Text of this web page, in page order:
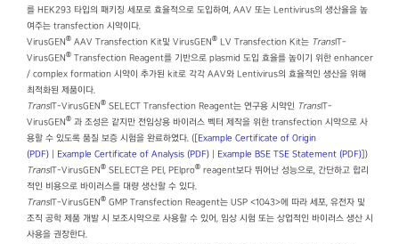
를 HEK293 타입의 패키징 세포로 효율적으로 도입하여, AAV 또는 Lentivirus의 생산율을 높
여주는 transfection 시약이다.
VirusGEN® AAV Transfection Kit및 VirusGEN® LV Transfection Kit는 TransIT-
VirusGEN® Transfection Reagent를 기반으로 plasmid 도입 효율를 높이기 위한 enhancer
/ complex formation 시약이 추가된 kit로 각각 AAV와 Lentivirus의 효율적인 생산을 위해
최적화된 제품이다.
TransIT-VirusGEN® SELECT Transfection Reagent는 연구용 시약인 TransIT-
VirusGEN® 과 조성은 같지만 전임상용 바이러스 벡터 제작을 위한 transfection 시약으로 사
용할 수 있도록 품질 보증 시험을 완료하였다. ([ Example Certificate of Origin
(PDF)
Example Certificate of Analysis (PDF) Example BSE TSE Statement (PDF) ])
TransIT-VirusGEN® SELECT은 PEI, PEIpro® reagent보다 뛰어난 성능으로, 간단하고 합리
적인 비용으로 바이러스를 대량 생산할 수 있다.
TransIT-VirusGEN® GMP Transfection Reagent는 USP <1043>에 따라 세포, 유전자 및
조직 공학 제품 개발 시 보조시약으로 사용할 수 있어, 임상 시험 또는 상업적인 바이러스 생산 시
사용을 권장한다.